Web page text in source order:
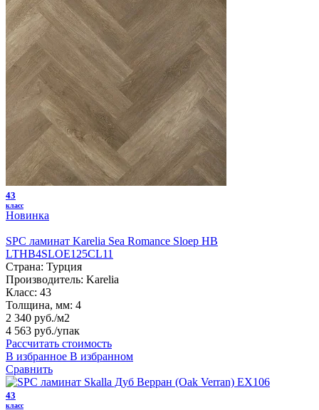
43
класс
Новинка
SPC ламинат Karelia Sea Romance Sloep HB
LTHB4SLOE125CL11
Страна: Турция
Производитель: Karelia
Класс: 43
Толщина, мм: 4
2 340 руб./м2
4 563 руб./упак
Рассчитать стоимость
В избранное В избранном
Сравнить
43
класс